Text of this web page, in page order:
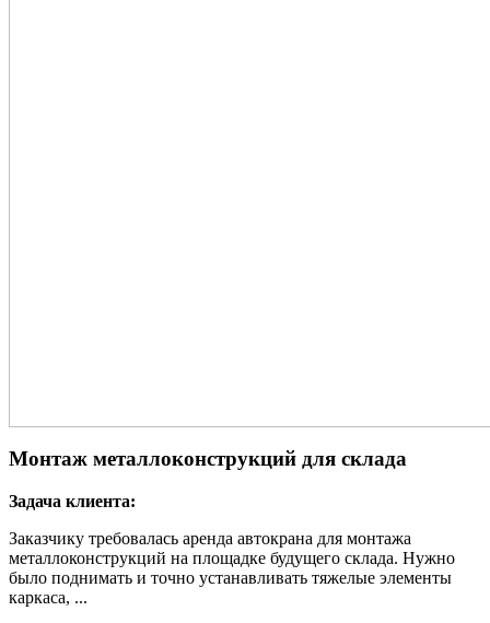
Монтаж металлоконструкций для склада
Задача клиента:
Заказчику требовалась аренда автокрана для монтажа
металлоконструкций на площадке будущего склада. Нужно
было поднимать и точно устанавливать тяжелые элементы
каркаса, ...